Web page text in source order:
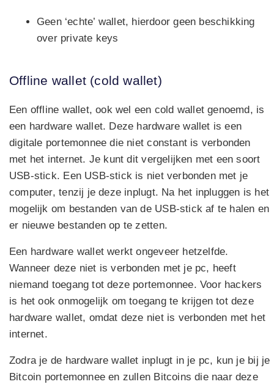
Geen ‘echte’ wallet, hierdoor geen beschikking
over private keys
Offline wallet (cold wallet)
Een offline wallet, ook wel een cold wallet genoemd, is
een hardware wallet. Deze hardware wallet is een
digitale portemonnee die niet constant is verbonden
met het internet. Je kunt dit vergelijken met een soort
USB-stick. Een USB-stick is niet verbonden met je
computer, tenzij je deze inplugt. Na het inpluggen is het
mogelijk om bestanden van de USB-stick af te halen en
er nieuwe bestanden op te zetten.
Een hardware wallet werkt ongeveer hetzelfde.
Wanneer deze niet is verbonden met je pc, heeft
niemand toegang tot deze portemonnee. Voor hackers
is het ook onmogelijk om toegang te krijgen tot deze
hardware wallet, omdat deze niet is verbonden met het
internet.
Zodra je de hardware wallet inplugt in je pc, kun je bij je
Bitcoin portemonnee en zullen Bitcoins die naar deze